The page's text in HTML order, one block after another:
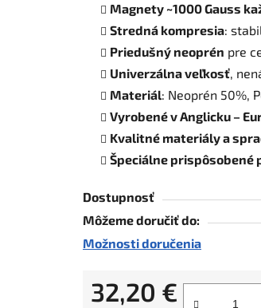
Magnety ~1000 Gauss
Stredná kompresia:
Priedušný neoprén pre
Univerzálna veľkosť,
Materiál: Neoprén 50%,
Vyrobené v Anglicku –
Kvalitné materiály a
Špeciálne prispôsobené
Dostupnosť
Môžeme doručiť do:
Možnosti doručenia
32,20 €